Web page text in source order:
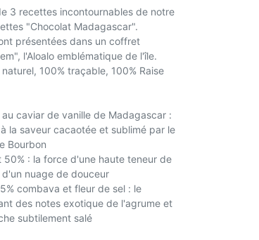
3 recettes incontournables de notre
"Chocolat Madagascar".
présentées dans un coffret
l'Aloalo emblématique de l'île.
100% traçable, 100% Raise
caviar de vanille de Madagascar :
la saveur cacaotée et sublimé par le
Bourbon
50% : la force d'une haute teneur de
nuage de douceur
combava et fleur de sel : le
des notes exotique de l'agrume et
subtilement salé